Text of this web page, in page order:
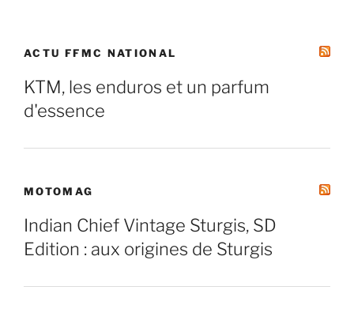
ACTU FFMC NATIONAL
KTM, les enduros et un parfum
d'essence
MOTOMAG
Indian Chief Vintage Sturgis, SD
Edition : aux origines de Sturgis